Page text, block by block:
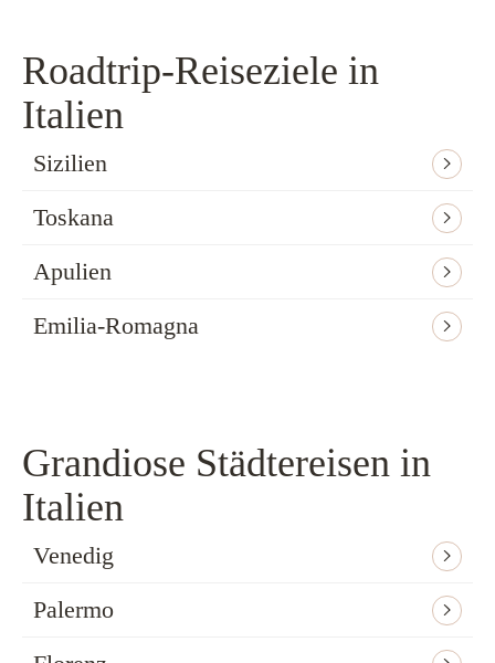
Roadtrip-Reiseziele in
Italien
Sizilien
Toskana
Apulien
Emilia-Romagna
Grandiose Städtereisen in
Italien
Venedig
Palermo